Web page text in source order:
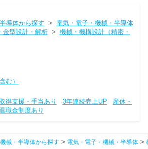
導体から探す > 電気・電子・機械・半導体
金型設計・解析> 機械・機構設計（精密・
む）
得支援・手当あり 3年連続売上UP
産休・
職金制度あり
械・半導体から探す 電気・電子・機械・半導体